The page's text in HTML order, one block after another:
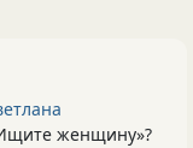
женщину»?